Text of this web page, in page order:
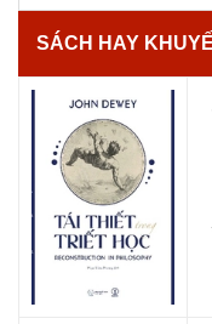
SÁCH HAY